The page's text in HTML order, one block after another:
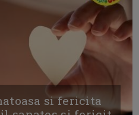
si fericita